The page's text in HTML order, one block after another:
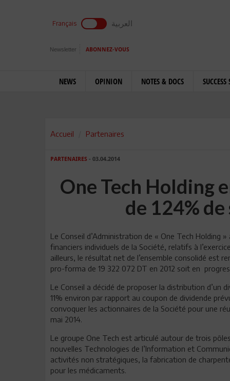
Français العربية
Newsletter ABONNEZ-VOUS
NEWS OPINION NOTES & DOCS SUCCESS
Accueil Partenaires
PARTENAIRES - 03.04.2014
One Tech Holding
de 124%
Le Conseil d’Administration de « One Tech Holding
financiers individuels de la Société, relatifs à
ailleurs, le résultat net de l’ensemble consolidé est
pro-forma de 19 322 072 DT en 2012 soit en
Le Conseil a décidé de proposer la distribution d’un
11% environ par rapport au coupon de dividende
convoquer les actionnaires de la Société pour une
mai 2014.
Le groupe One Tech est articulé autour de trois
nouvelles Technologies de l’Information et
activités non stratégiques, la fabrication de
pour les médicaments.